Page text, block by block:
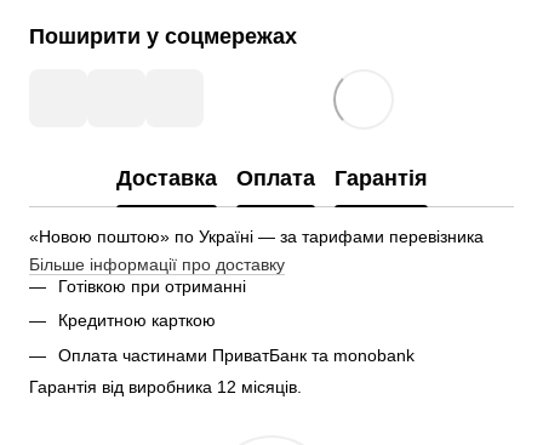
Поширити у соцмережах
Доставка Оплата Гарантія
«Новою поштою» по Україні — за тарифами перевізника
Більше інформації про доставку
Готівкою при отриманні
Кредитною карткою
Оплата частинами ПриватБанк та monobank
Гарантія від виробника 12 місяців.